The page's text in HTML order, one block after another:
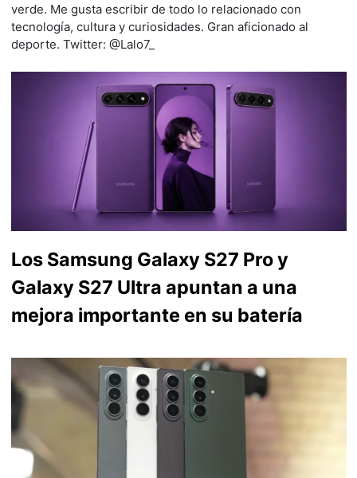
verde. Me gusta escribir de todo lo relacionado con
tecnología, cultura y curiosidades. Gran aficionado al
deporte. Twitter: @Lalo7_
Los Samsung Galaxy S27 Pro y
Galaxy S27 Ultra apuntan a una
mejora importante en su batería